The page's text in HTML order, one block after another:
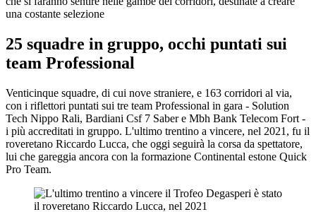
una costante selezione
25 squadre in gruppo, occhi puntati sui
team Professional
Venticinque squadre, di cui nove straniere, e 163 corridori al via,
con i riflettori puntati sui tre team Professional in gara - Solution
Tech Nippo Rali, Bardiani Csf 7 Saber e Mbh Bank Telecom Fort -
i più accreditati in gruppo. L'ultimo trentino a vincere, nel 2021, fu il
roveretano Riccardo Lucca, che oggi seguirà la corsa da spettatore,
lui che gareggia ancora con la formazione Continental estone Quick
Pro Team.